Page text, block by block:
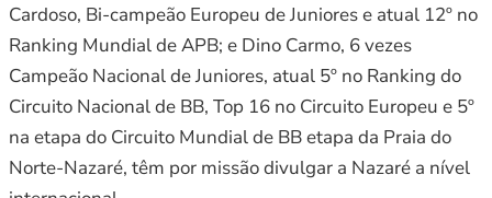
Cardoso, Bi-campeão Europeu de Juniores e atual 12º no
Ranking Mundial de APB; e Dino Carmo, 6 vezes
Campeão Nacional de Juniores, atual 5º no Ranking do
Circuito Nacional de BB, Top 16 no Circuito Europeu e 5º
na etapa do Circuito Mundial de BB etapa da Praia do
Norte-Nazaré, têm por missão divulgar a Nazaré a nível